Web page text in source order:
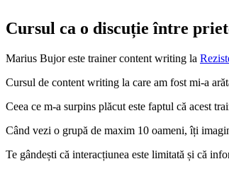
Cursul ca o discuție între
Marius Bujor este trainer content writing la
Cursul de content writing la care am fost mi-a
Ceea ce m-a surpins plăcut este faptul că acest
Când vezi o grupă de maxim 10 oameni, îți
Te gândești că interacțiunea este limitată și că